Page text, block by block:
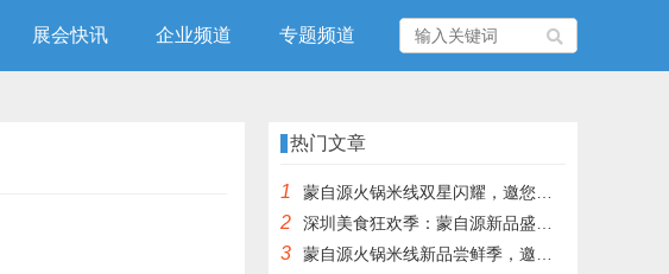
展会快讯 企业频道 专题频道
热门文章
1 蒙自源火锅米线双星闪耀，邀您共享辣爽夏日盛宴！
2 深圳美食狂欢季：蒙自源新品盛宴邀您品尝
3
蒙自源火锅米线新品尝鲜季，邀您共享味蕾盛宴！